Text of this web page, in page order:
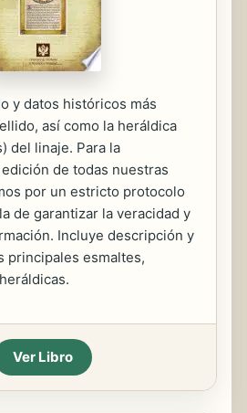
y datos históricos más
así como la heráldica
del linaje. Para la
de todas nuestras
por un estricto protocolo
de garantizar la veracidad y
Incluye descripción y
principales esmaltes,
Ver Libro